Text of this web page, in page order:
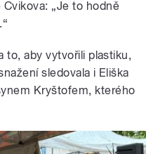
Cvikova: „Je to hodně
to, aby vytvořili plastiku,
sledovala i Eliška
Kryštofem, kterého